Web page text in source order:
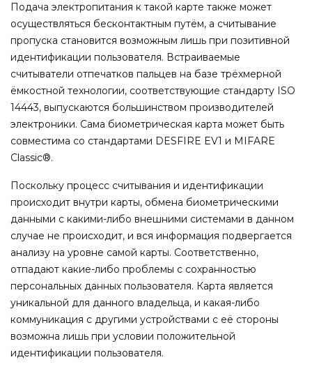
Подача электропитания к такой карте также может
осуществляться бесконтактным путём, а считывание
пропуска становится возможным лишь при позитивной
идентификации пользователя. Встраиваемые
считыватели отпечатков пальцев на базе трёхмерной
ёмкостной технологии, соответствующие стандарту ISO
14443, выпускаются большинством производителей
электроники. Сама биометрическая карта может быть
совместима со стандартами DESFIRE EV1 и MIFARE
Classic®.
Поскольку процесс считывания и идентификации
происходит внутри карты, обмена биометрическими
данными с какими-либо внешними системами в данном
случае не происходит, и вся информация подвергается
анализу на уровне самой карты. Соответственно,
отпадают какие-либо проблемы с сохранностью
персональных данных пользователя. Карта является
уникальной для данного владельца, и какая-либо
коммуникация с другими устройствами с её стороны
возможна лишь при условии положительной
идентификации пользователя.